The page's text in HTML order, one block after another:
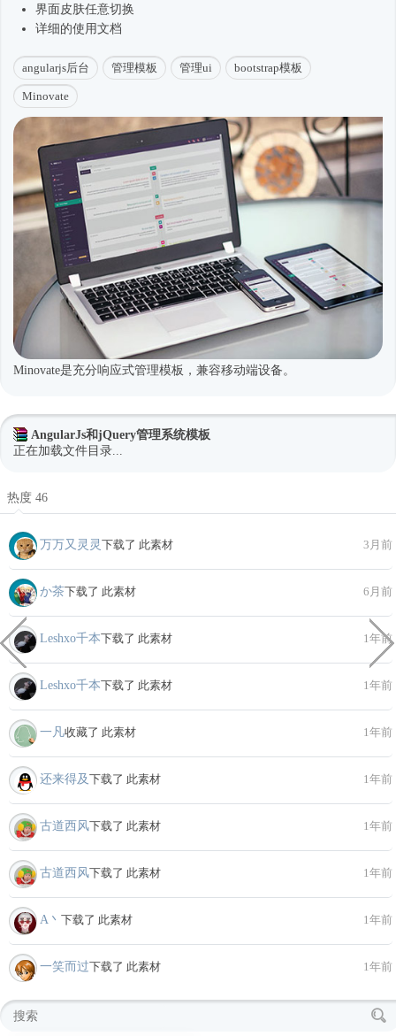
界面皮肤任意切换
详细的使用文档
angularjs后台 管理模板 管理ui bootstrap模板
Minovate
Minovate是充分响应式管理模板，兼容移动端设备。
AngularJs和jQuery管理系统模板
正在加载文件目录...
热度 46
万万又灵灵 下载了 此素材 3月前
か茶下载了 此素材 6月前
Leshxo千本下载了 此素材 1年前
Leshxo千本下载了 此素材 1年前
一凡收藏了 此素材 1年前
还来得及下载了 此素材 1年前
古道西风下载了 此素材 1年前
古道西风下载了 此素材 1年前
A丶 下载了 此素材 1年前
一笑而过下载了 此素材 1年前